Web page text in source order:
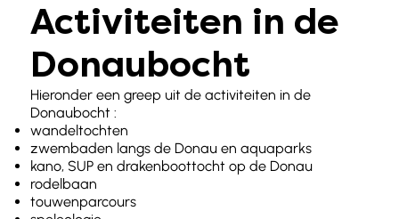
Activiteiten in de
Donaubocht
Hieronder een greep uit de activiteiten in de
Donaubocht :
wandeltochten
zwembaden langs de Donau en aquaparks
kano, SUP en drakenboottocht op de Donau
rodelbaan
touwenparcours